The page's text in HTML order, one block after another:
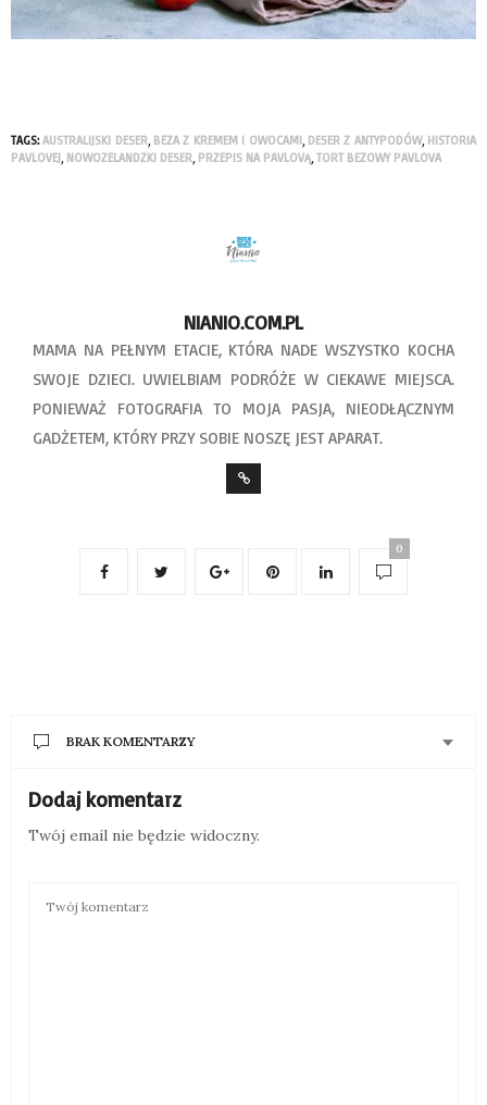
TAGS: AUSTRALIJSKI DESER, BEZA Z KREMEM I OWOCAMI, DESER Z ANTYPODÓW, HISTORIA
PAVLOVEJ, NOWOZELANDZKI DESER, PRZEPIS NA PAVLOVĄ,TORT BEZOWY PAVLOVA
NIANIO.COM.PL
MAMA NA PEŁNYM ETACIE, KTÓRA NADE WSZYSTKO KOCHA
SWOJE DZIECI. UWIELBIAM PODRÓŻE W CIEKAWE MIEJSCA.
PONIEWAŻ FOTOGRAFIA TO MOJA PASJA, NIEODŁĄCZNYM
GADŻETEM, KTÓRY PRZY SOBIE NOSZĘ JEST APARAT.
0
BRAK KOMENTARZY
Dodaj komentarz
Twój email nie będzie widoczny.